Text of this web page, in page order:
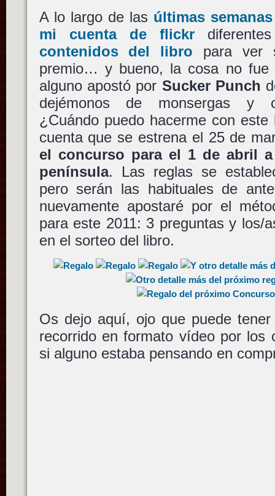
A lo largo de las últimas semanas
mi cuenta de flickr
contenidos del libro para ver
premio… y bueno, la cosa no fue
alguno apostó por Sucker Punch
dejémonos de monsergas y
¿Cuándo puedo hacerme con
cuenta que se estrena el 25 de
el concurso para el 1 de abril
península. Las reglas se
pero serán las habituales de
nuevamente apostaré por el
para este 2011: 3 preguntas y los/
en el sorteo del libro.
Os dejo aquí, ojo que puede
recorrido en formato vídeo por los
si alguno estaba pensando en